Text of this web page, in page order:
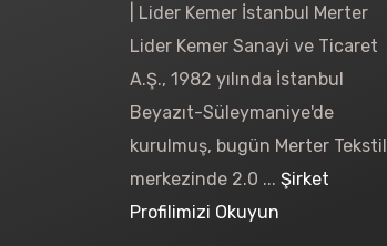
| Lider Kemer İstanbul Merter
Lider Kemer Sanayi ve Ticaret
A.Ş., 1982 yılında İstanbul
Beyazıt-Süleymaniye'de
kurulmuş, bugün Merter Tekstil
merkezinde 2.0 ... Şirket
Profilimizi Okuyun